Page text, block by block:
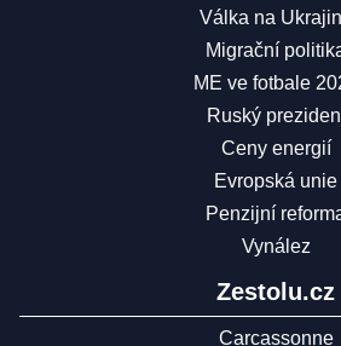
Válka na
Migrační
ME ve fotbale
Ruský
Ceny energií
Evropská unie
Penzijní
Vynález
Zestolu.cz
Carcassonne